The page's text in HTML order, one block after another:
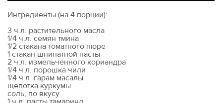
Ингредиенты (на 4 порции):
3 ч.л. растительного масла
1/4 ч.л. семян тмина
1/2 стакана томатного пюре
1 стакан шпинатной пасты
2 ч.л. измельчённого кориандра
1/4 ч.л. порошка чили
1/4 ч.л. гарам масалы
щепотка куркумы
соль, по вкусу